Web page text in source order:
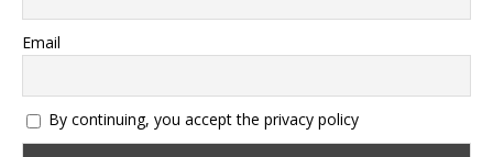
Email
By continuing, you accept the privacy policy